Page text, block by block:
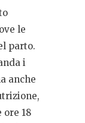
le
parto.
i
anche
18